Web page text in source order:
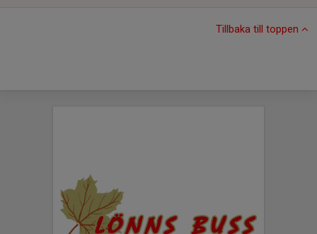
Tillbaka till toppen